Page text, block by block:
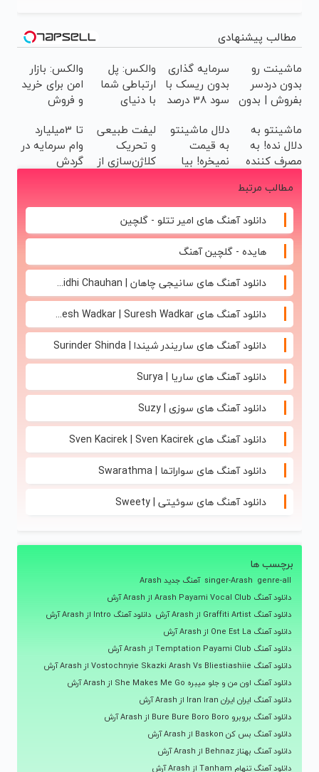
مطالب پیشنهادی
ماشینت رو
بدون دردسر
بفروش | بدون
سرمایه گذاری
بدون ریسک با
سود 38 درصد
والکس: پل
ارتباطی شما
با دنیای
دیجیتال
والکس: بازار
امن برای خرید
و فروش
دیجیتال
ماشینتو به
دلال نده! به
مصرف کننده
بفروش! بدون
پاسخ به یک
تماس
دلال ماشینتو
به قیمت
نمیخره! بیا
بفروش*فقط
خریدار واقعی*
لیفت طبیعی
و تحریک
کلاژن‌سازی از
ماندگاری ✅
جوان شو
تا 3میلیارد
وام سرمایه در
گردش
ثبت کن
مطالب مرتبط
دانلود آهنگ های امیر تتلو - گلچین
هایده - گلچین آهنگ
دانلود آهنگ های سانیجی چاهان | Sunidhi Chauhan
دانلود آهنگ های Suresh Wadkar | Suresh Wadkar
دانلود آهنگ های ساریندر شیندا | Surinder Shinda
دانلود آهنگ های ساریا | Surya
دانلود آهنگ های سوزی | Suzy
دانلود آهنگ های Sven Kacirek | Sven Kacirek
دانلود آهنگ های سواراتما | Swarathma
دانلود آهنگ های سوئیتی | Sweety
برچسب ها
genre-all
singer-Arash آهنگ جدید Arash
دانلود آهنگ Arash Payami Vocal Club از Arash آرش
دانلود آهنگ Graffiti Artist از Arash آرش
دانلود آهنگ Intro از Arash آرش
دانلود آهنگ One Est La از Arash آرش
دانلود آهنگ Temptation Payami Club از Arash آرش
دانلود آهنگ Vostochnyie Skazki Arash Vs Bliestiashiie از Arash آرش
دانلود آهنگ اون من و جلو میبره She Makes Me Go از Arash آرش
دانلود آهنگ ایران ایران Iran Iran از Arash آرش
دانلود آهنگ بروبرو Bure Bure Boro Boro از Arash آرش
دانلود آهنگ بس کن Baskon از Arash آرش
دانلود آهنگ بهناز Behnaz از Arash آرش
دانلود آهنگ تنهام Tanham از Arash آرش